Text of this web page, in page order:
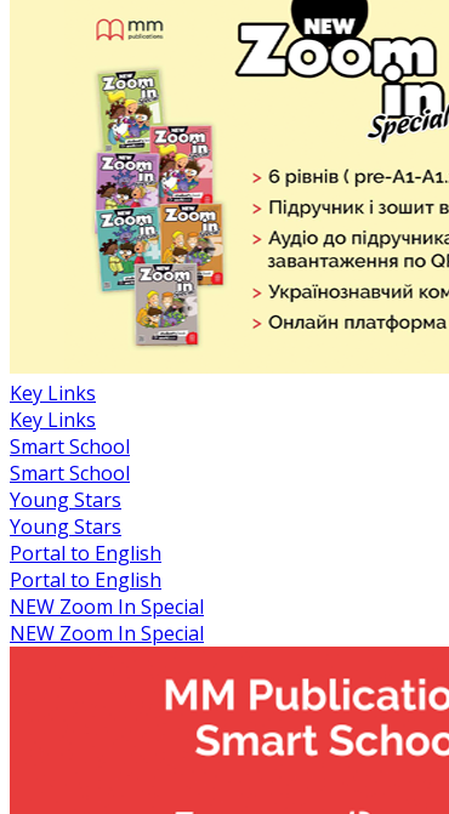
Key Links
Key Links
Smart School
Smart School
Young Stars
Young Stars
Portal to English
Portal to English
NEW Zoom In Special
NEW Zoom In Special